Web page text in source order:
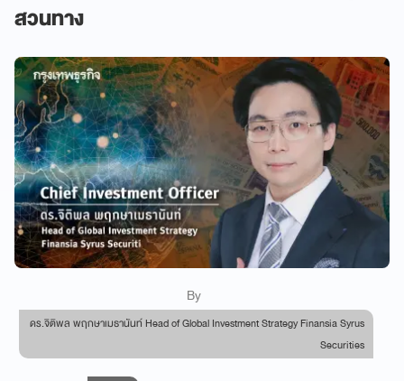
สวนทาง
By
ดร.จิติพล พฤกษาเมธานันท์ Head of Global Investment Strategy Finansia Syrus
Securities